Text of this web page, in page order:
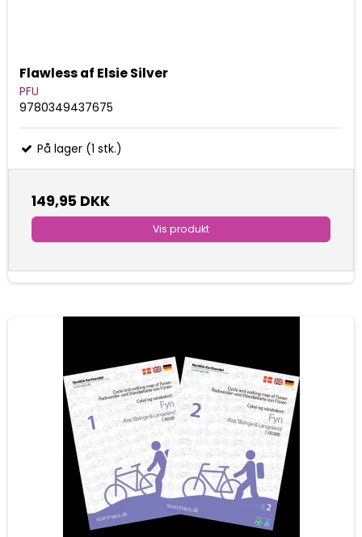
Flawless af Elsie Silver
PFU
9780349437675
På lager (1 stk.)
149,95 DKK
Vis produkt